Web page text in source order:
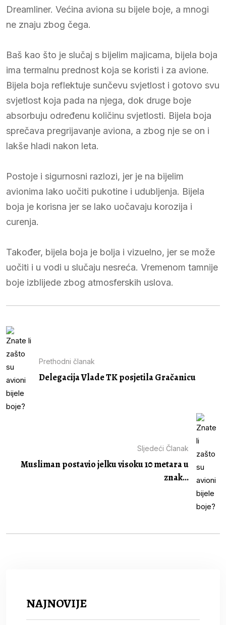
Dreamliner. Većina aviona su bijele boje, a mnogi
ne znaju zbog čega.
Baš kao što je slučaj s bijelim majicama, bijela boja
ima termalnu prednost koja se koristi i za avione.
Bijela boja reflektuje sunčevu svjetlost i gotovo svu
svjetlost koja pada na njega, dok druge boje
absorbuju određenu količinu svjetlosti. Bijela boja
sprečava pregrijavanje aviona, a zbog nje se on i
lakše hladi nakon leta.
Postoje i sigurnosni razlozi, jer je na bijelim
avionima lako uočiti pukotine i udubljenja. Bijela
boja je korisna jer se lako uočavaju korozija i
curenja.
Također, bijela boja je bolja i vizuelno, jer se može
uočiti i u vodi u slučaju nesreća. Vremenom tamnije
boje izblijede zbog atmosferskih uslova.
Prethodni članak
Delegacija Vlade TK posjetila Gračanicu
Sljedeći Članak
Musliman postavio jelku visoku 10 metara u
znak...
NAJNOVIJE